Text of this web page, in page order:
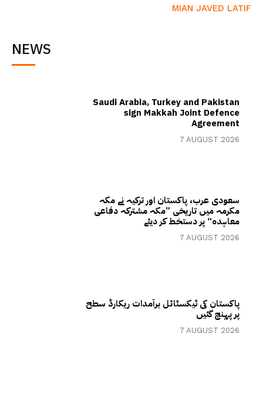
MIAN JAVED LATIF
NEWS
Saudi Arabia, Turkey and Pakistan
sign Makkah Joint Defence
Agreement
7 AUGUST 2026
سعودی عرب، پاکستان اور ترکیہ نے مکہ
مکرمہ میں تاریخی ”مکہ مشترکہ دفاعی
معاہدہ“ پر دستخط کر دیئے
7 AUGUST 2026
پاکستان کی ٹیکسٹائل برآمدات ریکارڈ سطح
پر پہنچ گئیں
7 AUGUST 2026